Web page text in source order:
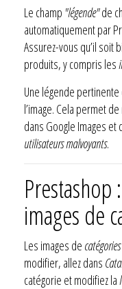
Le champ "légende"de
automatiquement par
Assurez-vous qu’il soit
produits, y compris les
Une légende
l’image. Cela permet
dans Google Images et
utilisateurs malvoyants.
Prestashop
images de
Les images de catégories
modifier, allez dans
catégorie et modifiez la